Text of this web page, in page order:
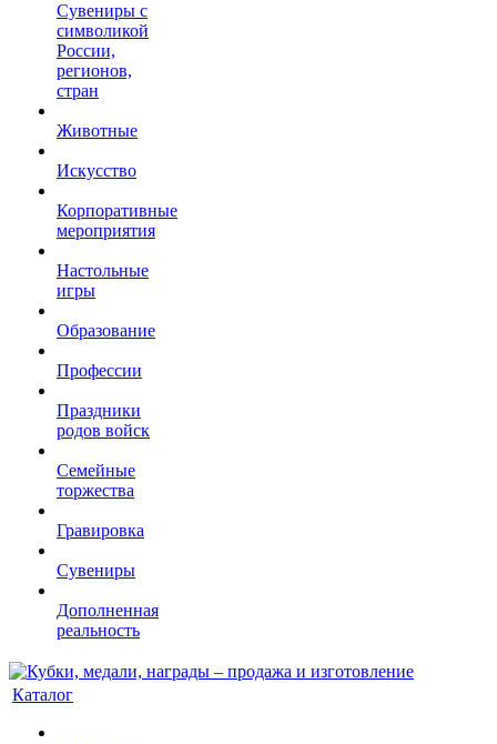
Сувениры с
символикой
России,
регионов,
стран
Животные
Искусство
Корпоративные
мероприятия
Настольные
игры
Образование
Профессии
Праздники
родов войск
Семейные
торжества
Гравировка
Сувениры
Дополненная
реальность
Каталог